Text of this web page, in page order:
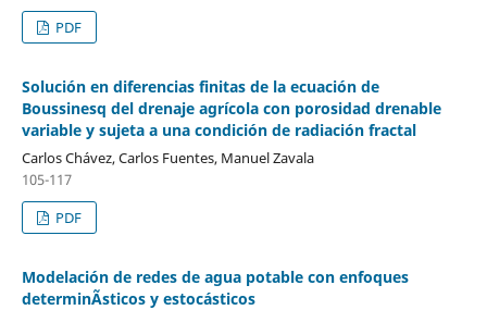
PDF
Solución en diferencias finitas de la ecuación de
Boussinesq del drenaje agrícola con porosidad drenable
variable y sujeta a una condición de radiación fractal
Carlos Chávez, Carlos Fuentes, Manuel Zavala
105-117
PDF
Modelación de redes de agua potable con enfoques
determinÃ­sticos y estocásticos